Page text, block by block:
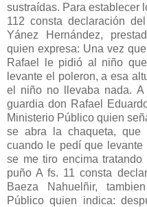
sustraídas. Para establecer
112 consta declaración
Yánez Hernández,
quien expresa: Una vez
Rafael le pidió al niño
levante el poleron, a esa
el niño no llevaba nada. A
guardia don Rafael
Ministerio Público quien
se abra la chaqueta, que
cuando le pedí que
se me tiro encima
puño A fs. 11 consta
Baeza Nahuelñir,
Público quien indica: